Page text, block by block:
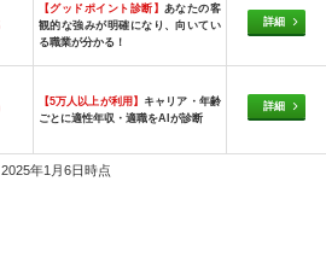
【グッドポイント診断】 あなたの客
観的な強みが明確になり、向いてい
る職業が分かる！
詳細
【5万人以上が利用】 キャリア・年齢
ごとに適性年収・適職をAIが診断
詳細
2025年1月6日時点